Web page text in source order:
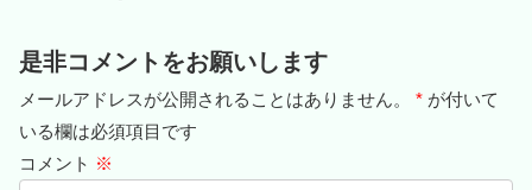
是非コメントをお願いします
メールアドレスが公開されることはありません。 * が付いて
いる欄は必須項目です
コメント ※